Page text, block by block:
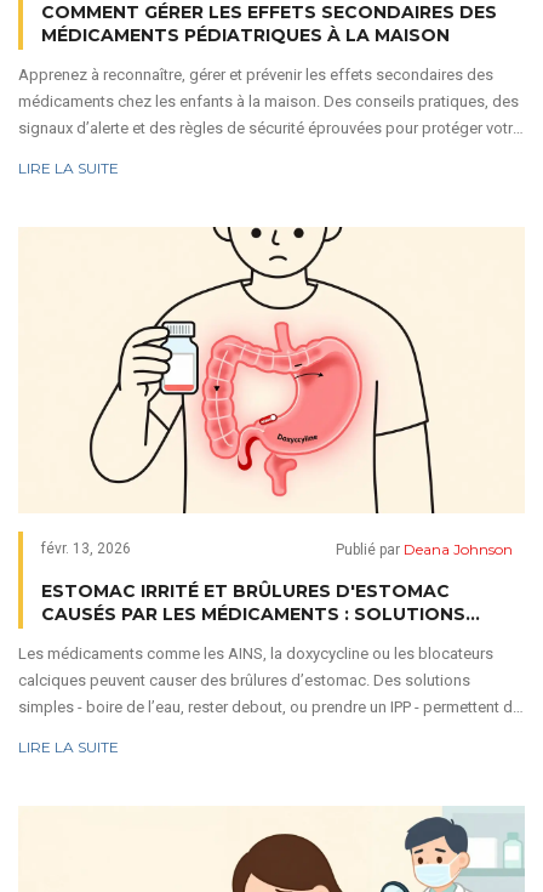
COMMENT GÉRER LES EFFETS SECONDAIRES DES
MÉDICAMENTS PÉDIATRIQUES À LA MAISON
Apprenez à reconnaître, gérer et prévenir les effets secondaires des
médicaments chez les enfants à la maison. Des conseils pratiques, des
signaux d’alerte et des règles de sécurité éprouvées pour protéger votre
LIRE LA SUITE
févr. 13, 2026 Publié par Deana Johnson
ESTOMAC IRRITÉ ET BRÛLURES D'ESTOMAC
CAUSÉS PAR LES MÉDICAMENTS : SOLUTIONS
Les médicaments comme les AINS, la doxycycline ou les blocateurs
calciques peuvent causer des brûlures d’estomac. Des solutions
simples - boire de l’eau, rester debout, ou prendre un IPP - permettent de
LIRE LA SUITE